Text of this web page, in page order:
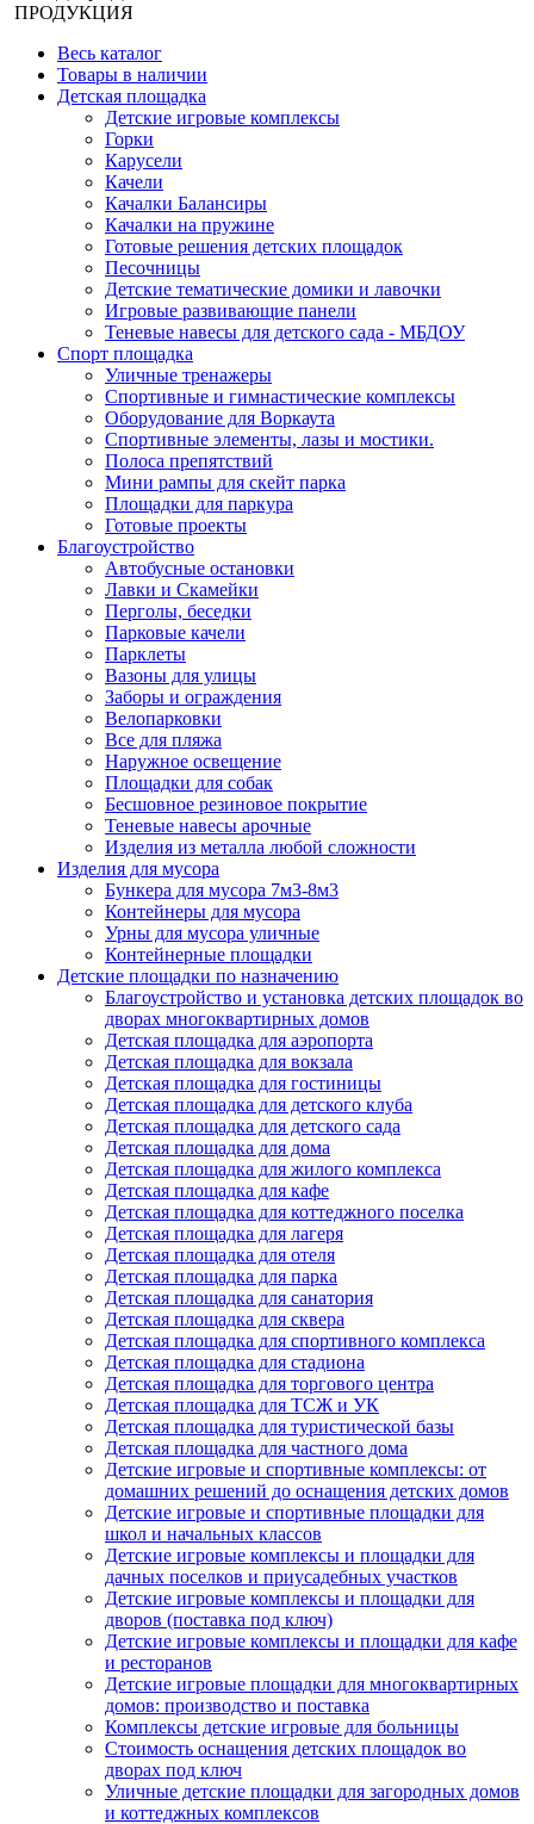
ПРОДУКЦИЯ
Весь каталог
Товары в наличии
Детская площадка
Детские игровые комплексы
Горки
Карусели
Качели
Качалки Балансиры
Качалки на пружине
Готовые решения детских площадок
Песочницы
Детские тематические домики и лавочки
Игровые развивающие панели
Теневые навесы для детского сада - МБДОУ
Спорт площадка
Уличные тренажеры
Спортивные и гимнастические комплексы
Оборудование для Воркаута
Спортивные элементы, лазы и мостики.
Полоса препятствий
Мини рампы для скейт парка
Площадки для паркура
Готовые проекты
Благоустройство
Автобусные остановки
Лавки и Скамейки
Перголы, беседки
Парковые качели
Парклеты
Вазоны для улицы
Заборы и ограждения
Велопарковки
Все для пляжа
Наружное освещение
Площадки для собак
Бесшовное резиновое покрытие
Теневые навесы арочные
Изделия из металла любой сложности
Изделия для мусора
Бункера для мусора 7м3-8м3
Контейнеры для мусора
Урны для мусора уличные
Контейнерные площадки
Детские площадки по назначению
Благоустройство и установка детских площадок во
дворах многоквартирных домов
Детская площадка для аэропорта
Детская площадка для вокзала
Детская площадка для гостиницы
Детская площадка для детского клуба
Детская площадка для детского сада
Детская площадка для дома
Детская площадка для жилого комплекса
Детская площадка для кафе
Детская площадка для коттеджного поселка
Детская площадка для лагеря
Детская площадка для отеля
Детская площадка для парка
Детская площадка для санатория
Детская площадка для сквера
Детская площадка для спортивного комплекса
Детская площадка для стадиона
Детская площадка для торгового центра
Детская площадка для ТСЖ и УК
Детская площадка для туристической базы
Детская площадка для частного дома
Детские игровые и спортивные комплексы: от
домашних решений до оснащения детских домов
Детские игровые и спортивные площадки для
школ и начальных классов
Детские игровые комплексы и площадки для
дачных поселков и приусадебных участков
Детские игровые комплексы и площадки для
дворов (поставка под ключ)
Детские игровые комплексы и площадки для кафе
и ресторанов
Детские игровые площадки для многоквартирных
домов: производство и поставка
Комплексы детские игровые для больницы
Стоимость оснащения детских площадок во
дворах под ключ
Уличные детские площадки для загородных домов
и коттеджных комплексов